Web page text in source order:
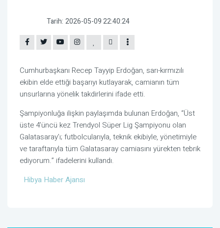
Tarih: 2026-05-09 22:40:24
Cumhurbaşkanı Recep Tayyip Erdoğan, sarı-kırmızılı
ekibin elde ettiği başarıyı kutlayarak, camianın tüm
unsurlarına yönelik takdirlerini ifade etti.
Şampiyonluğa ilişkin paylaşımda bulunan Erdoğan, “Üst
üste 4’üncü kez Trendyol Süper Lig Şampiyonu olan
Galatasaray’ı; futbolcularıyla, teknik ekibiyle, yönetimiyle
ve taraftarıyla tüm Galatasaray camiasını yürekten tebrik
ediyorum.” ifadelerini kullandı.
Hibya Haber Ajansı